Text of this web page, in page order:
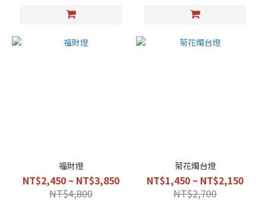
福財燈
NT$2,450 ~ NT$3,850
NT$4,800
菊花燭台燈
NT$1,450 ~ NT$2,150
NT$2,700